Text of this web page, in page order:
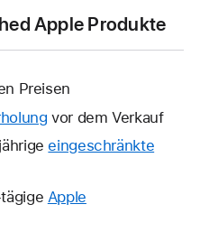
Apple Produkte
Preisen
vor dem Verkauf
eingeschränkte
neues Apple